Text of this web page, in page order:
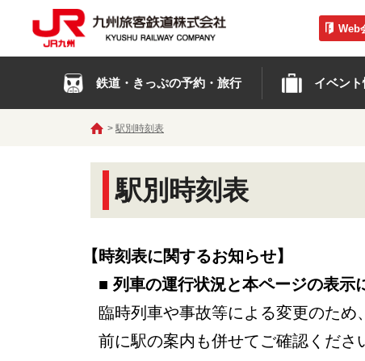
Web
鉄道・きっぷの予約・旅行 イベント
駅別時刻表
駅別時刻表
【時刻表に関するお知らせ】
■ 列車の運行状況と本ページの表示
臨時列車や事故等による変更のた
前に駅の案内も併せてご確認くださ